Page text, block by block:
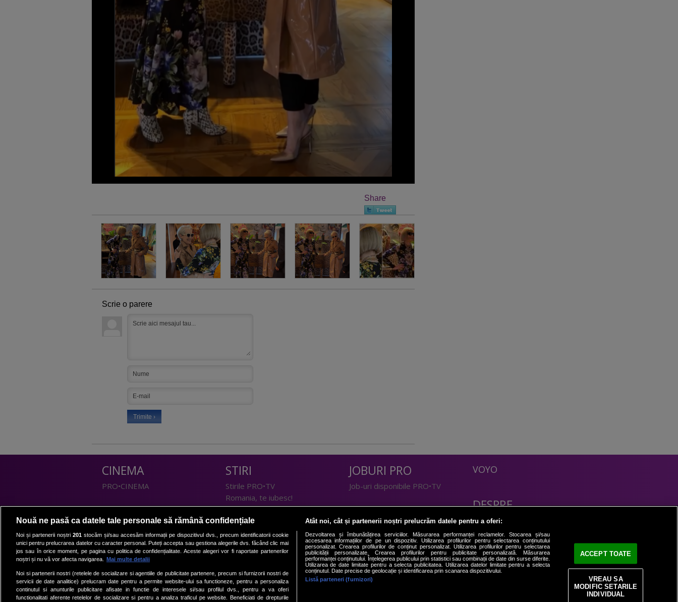
Share
Scrie o parere
CINEMA
PRO•CINEMA
DIVERTISMENT
PRO•TV
Romanii au talent
Vocea Romaniei
Las Fierbinti
La Maruta
Apropo TV
STIRI
Stirile PRO•TV
Romania, te iubesc!
TEHNOLOGIE
I Like IT
SPORT
Sport.ro
JOBURI PRO
Job-uri disponibile PRO•TV
LIFESTYLE
Doctor de Bine
Acasă
Acasă Gold
Perfecte
DeBarbati
VOYO
DESPRE
Politica Confidentialitate
Contact
Nouă ne pasă ca datele tale personale să rămână confidențiale
Noi și partenerii noștri 201stocăm și/sau accesăm informații pe dispozitivul dvs., precum identificatorii cookie
unici pentru prelucrarea datelor cu caracter personal. Puteți accepta sau gestiona alegerile dvs. făcând clic mai
jos sau în orice moment, pe pagina cu politica de confidențialitate. Aceste alegeri vor fi raportate partenerilor
noștri și nu vă vor afecta navigarea.
Mai multe detalii
Noi si partenerii nostri (retelele de socializare si agentiile de publicitate partenere, precum si furnizorii nostri de
servicii de date analitice) prelucram date pentru a permite website-ului sa functioneze, pentru a personaliza
continutul si anunturile publicitare afisate in functie de interesele si/sau profilul dvs., pentru a va oferi
functionalitati aferente retelelor de socializare si pentru a analiza traficul pe website. Beneficiati de drepturile
Atât noi, cât și partenerii noștri prelucrăm datele pentru a oferi:
Dezvoltarea și îmbunătățirea serviciilor. Măsurarea performanței reclamelor. Stocarea și/sau
accesarea informațiilor de pe un dispozitiv. Utilizarea profilurilor pentru selectarea conținutului
personalizat. Crearea profilurilor de conținut personalizat. Utilizarea profilurilor pentru selectarea
publicității personalizate. Crearea profilurilor pentru publicitate personalizată. Măsurarea
performanței conținutului. Înțelegerea publicului prin statistici sau combinații de date din surse diferite.
Utilizarea de date limitate pentru a selecta publicitatea. Utilizarea datelor limitate pentru a selecta
conținutul. Date precise de geolocație și identificarea prin scanarea dispozitivului.
Listă parteneri (furnizori)
ACCEPT TOATE
VREAU SA
MODIFIC SETARILE
INDIVIDUAL